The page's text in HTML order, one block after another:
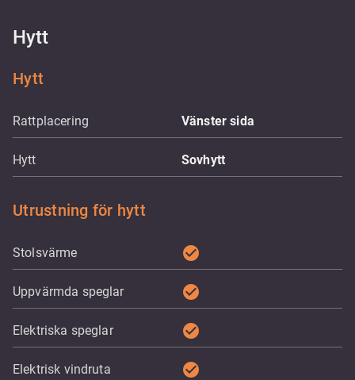
Hytt
Hytt
Rattplacering Vänster sida
Hytt Sovhytt
Utrustning för hytt
Stolsvärme check_circle
Uppvärmda speglar check_circle
Elektriska speglar check_circle
Elektrisk vindruta check_circle